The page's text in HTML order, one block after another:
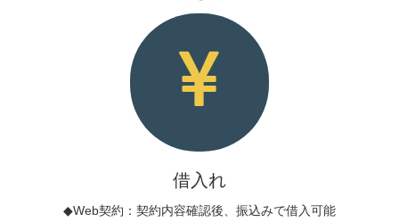
借入れ
◆Web契約：契約内容確認後、振込みで借入可能